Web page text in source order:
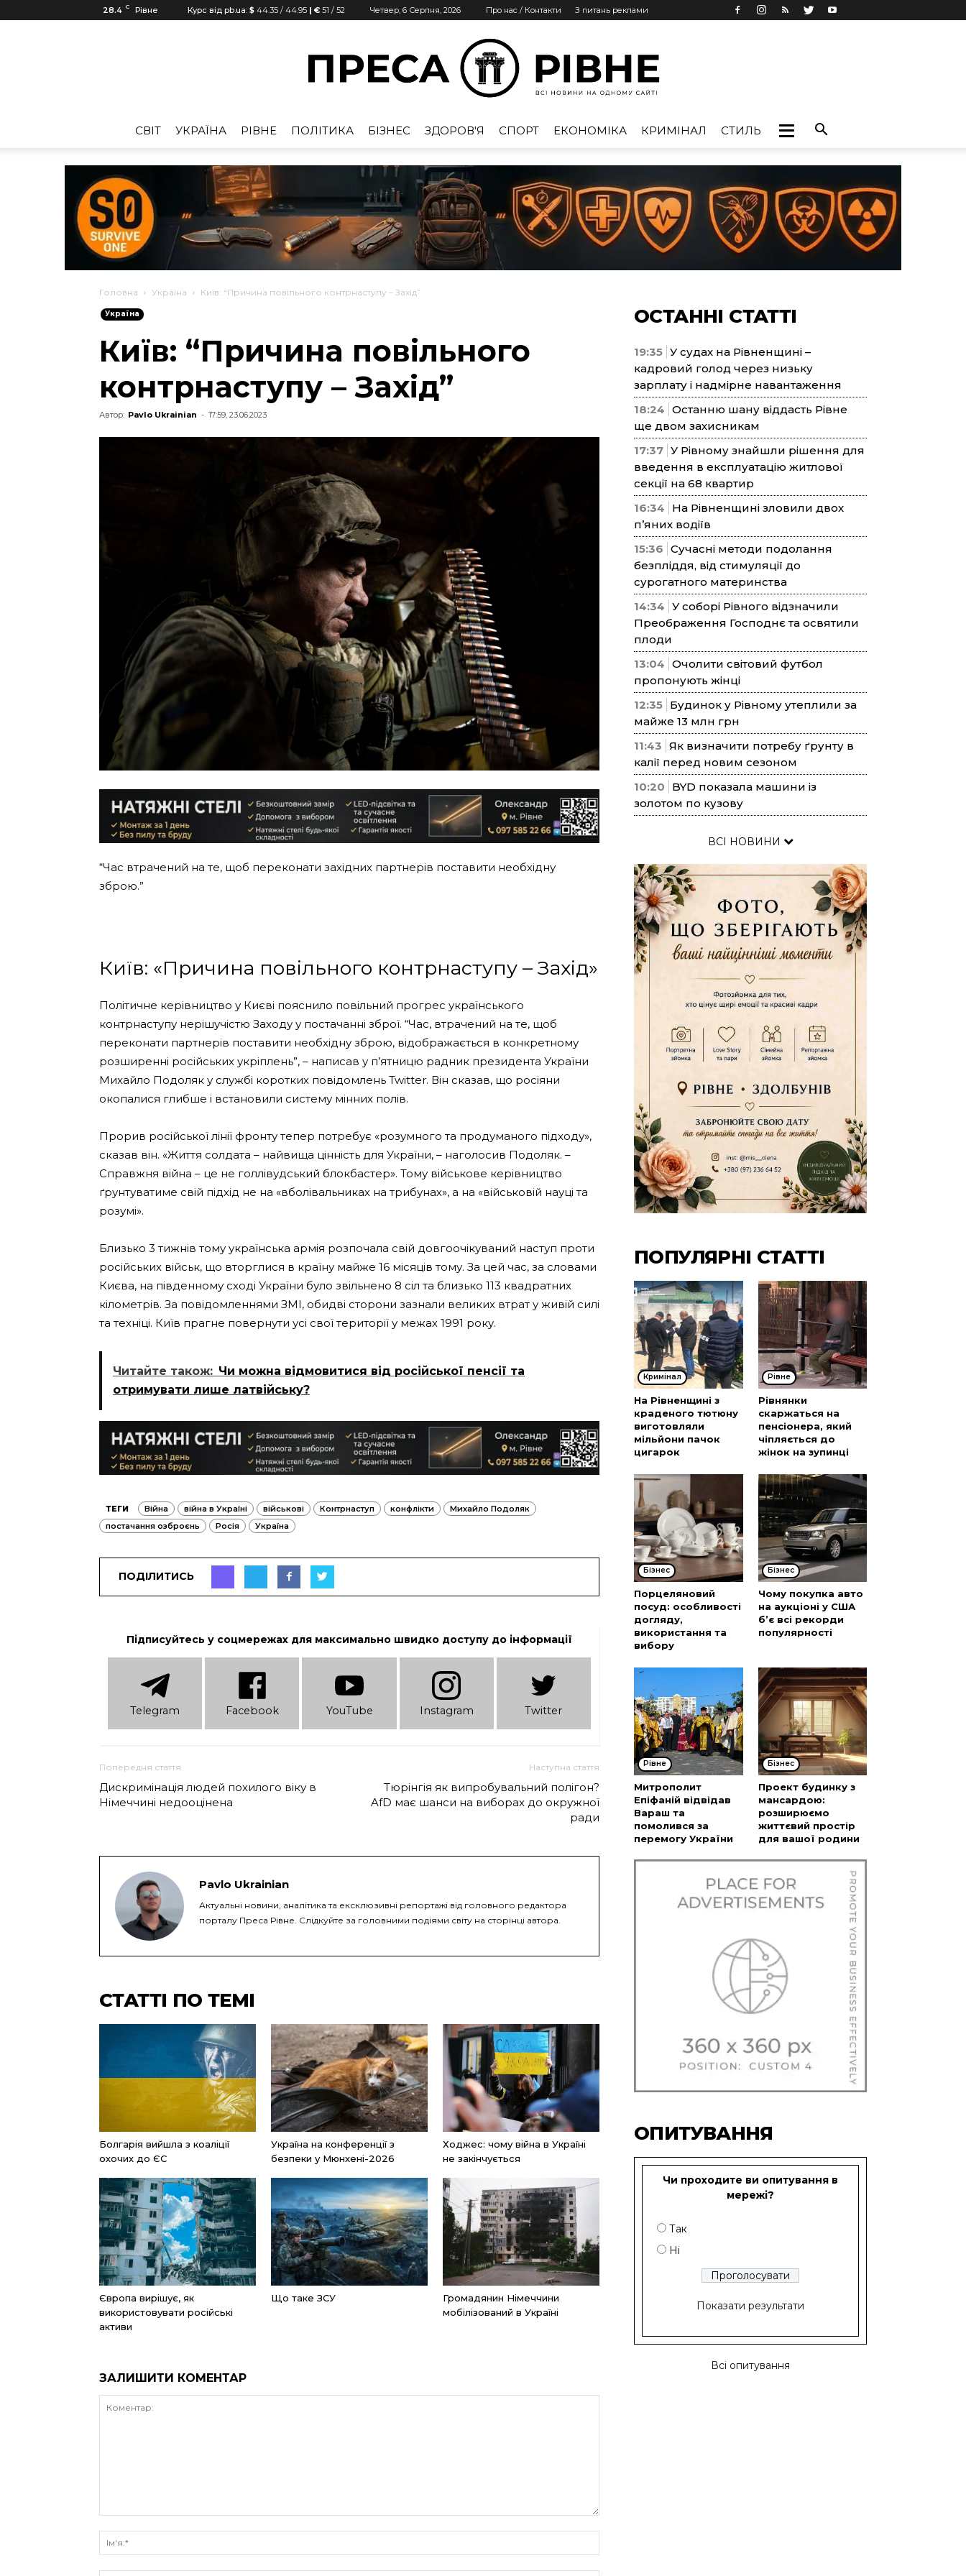
28.4 C Рівне Курс від pb.ua: $ 44.35 / 44.95 | € 51 / 52 Четвер, 6 Серпня, 2026 Про нас / Контакти З питань реклами
Рівне
CВІТ УКРАЇНА РІВНЕ ПОЛІТИКА БІЗНЕС ЗДОРОВ'Я СПОРТ ЕКОНОМІКА КРИМІНАЛ СТИЛЬ
Головна Україна Київ: “Причина повільного контрнаступу – Захід”
Україна
Київ: “Причина повільного
контрнаступу – Захід”
Автор: Pavlo Ukrainian - 17:59, 23.06.2023
“Час втрачений на те, щоб переконати західних партнерів поставити необхідну
зброю.”
Київ: «Причина повільного контрнаступу – Захід»
Політичне керівництво у Києві пояснило повільний прогрес українського
контрнаступу нерішучістю Заходу у постачанні зброї. “Час, втрачений на те, щоб
переконати партнерів поставити необхідну зброю, відображається в конкретному
розширенні російських укріплень”, – написав у п’ятницю радник президента України
Михайло Подоляк у службі коротких повідомлень Twitter. Він сказав, що росіяни
окопалися глибше і встановили систему мінних полів.
Прорив російської лінії фронту тепер потребує «розумного та продуманого підходу»,
сказав він. «Життя солдата – найвища цінність для України, – наголосив Подоляк. –
Справжня війна – це не голлівудський блокбастер». Тому військове керівництво
ґрунтуватиме свій підхід не на «вболівальниках на трибунах», а на «військовій науці та
розумі».
Близько 3 тижнів тому українська армія розпочала свій довгоочікуваний наступ проти
російських військ, що вторглися в країну майже 16 місяців тому. За цей час, за словами
Києва, на південному сході України було звільнено 8 сіл та близько 113 квадратних
кілометрів. За повідомленнями ЗМІ, обидві сторони зазнали великих втрат у живій силі
та техніці. Київ прагне повернути усі свої території у межах 1991 року.
Читайте також: Чи можна відмовитися від російської пенсії та
отримувати лише латвійську?
ТЕГИ Війна війна в Україні військові Контрнаступ конфлікти
Михайло Подоляк
постачання озброєнь
Росія Україна
ПОДІЛИТИСЬ
Підписуйтесь у соцмережах для максимально швидко доступу до інформації
Telеgram Facebook YouTube Instagram Twitter
Попередня стаття
Дискримінація людей похилого віку в
Німеччині недооцінена
Наступна стаття
Тюрінгія як випробувальний полігон?
AfD має шанси на виборах до окружної
ради
Pavlo Ukrainian
Актуальні новини, аналітика та ексклюзивні репортажі від головного редактора
порталу Преса Рівне. Слідкуйте за головними подіями світу на сторінці автора.
СТАТТІ ПО ТЕМІ
Болгарія вийшла з коаліції
охочих до ЄС
Україна на конференції з
безпеки у Мюнхені-2026
Ходжес: чому війна в Україні
не закінчується
Європа вирішує, як
використовувати російські
активи
Що таке ЗСУ
Громадянин Німеччини
мобілізований в Україні
ЗАЛИШИТИ КОМЕНТАР
ОСТАННІ СТАТТІ
19:35 У судах на Рівненщині –
кадровий голод через низьку
зарплату і надмірне навантаження
18:24 Останню шану віддасть Рівне
ще двом захисникам
17:37 У Рівному знайшли рішення для
введення в експлуатацію житлової
секції на 68 квартир
16:34
На Рівненщині зловили двох
п’яних водіїв
15:36 Сучасні методи подолання
безпліддя, від стимуляції до
сурогатного материнства
14:34 У соборі Рівного відзначили
Преображення Господнє та освятили
плоди
13:04 Очолити світовий футбол
пропонують жінці
12:35 Будинок у Рівному утеплили за
майже 13 млн грн
11:43 Як визначити потребу ґрунту в
калії перед новим сезоном
10:20
BYD показала машини із
золотом по кузову
ВСІ НОВИНИ
ПОПУЛЯРНІ СТАТТІ
Кримінал
На Рівненщині з
краденого тютюну
виготовляли
мільйони пачок
цигарок
Рівне
Рівнянки
скаржаться на
пенсіонера, який
чіпляється до
жінок на зупинці
Бізнес
Порцеляновий
посуд: особливості
догляду,
використання та
вибору
Бізнес
Чому покупка авто
на аукціоні у США
б’є всі рекорди
популярності
Рівне
Митрополит
Епіфаній відвідав
Вараш та
помолився за
перемогу України
Бізнес
Проект будинку з
мансардою:
розширюємо
життєвий простір
для вашої родини
ОПИТУВАННЯ
Чи проходите ви опитування в
мережі?
Так
Ні
Показати результати
Всі опитування